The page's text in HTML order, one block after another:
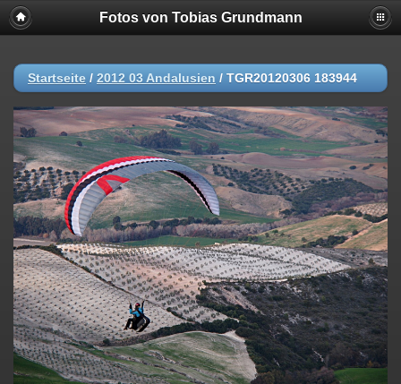
Fotos von Tobias Grundmann
Startseite / 2012 03 Andalusien / TGR20120306 183944